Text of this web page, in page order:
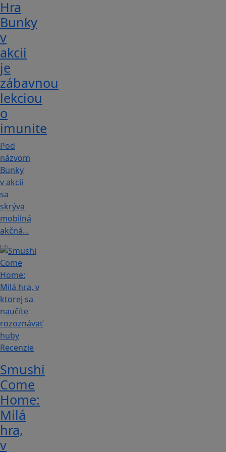
Hra
Bunky
v
akcii
je
zábavnou
lekciou
o
imunite
Pod
názvom
Bunky
v akcii
sa
skrýva
mobilná
akčná…
Recenzie
Smushi
Come
Home:
Milá
hra,
v